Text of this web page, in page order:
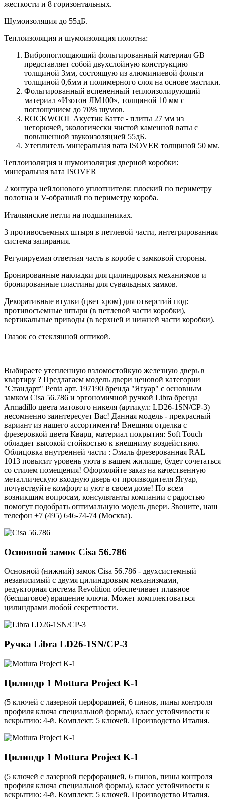
жесткости и 8 горизонтальных.
Шумоизоляция до 55дБ.
Теплоизоляция и шумоизоляция полотна:
Вибропоглощающий фольгированный материал GB
представляет собой двухслойную конструкцию
толщиной 3мм, состоящую из алюминиевой фольги
толщиной 0,6мм и полимерного слоя на основе мастики.
Фольгированный вспененный теплоизолирующий
материал «Изотон ЛМ100», толщиной 10 мм с
поглощением до 70% шумов.
ROCKWOOL Акустик Баттс - плиты 27 мм из
негорючей, экологически чистой каменной ваты с
повышенной звукоизоляцией 55дБ.
Утеплитель минеральная вата ISOVER толщиной 50 мм.
Теплоизоляция и шумоизоляция дверной коробки:
минеральная вата ISOVER
2 контура нейлонового уплотнителя: плоский по периметру
полотна и V-образный по периметру короба.
Итальянские петли на подшипниках.
3 противосъемных штыря в петлевой части, интегрированная
система запирания.
Регулируемая ответная часть в коробе с замковой стороны.
Бронированные накладки для цилиндровых механизмов и
бронированные пластины для сувальдных замков.
Декоративные втулки (цвет хром) для отверстий под:
противосъемные штыри (в петлевой части коробки),
вертикальные приводы (в верхней и нижней части коробки).
Глазок со стеклянной оптикой.
Выбираете утепленную взломостойкую железную дверь в
квартиру ? Предлагаем модель двери ценовой категории
"Стандарт" Penta арт. 197190 бренда "Ягуар" с основным
замком Cisa 56.786 и эргономичной ручкой Libra бренда
Armadillo цвета матового никеля (артикул: LD26-1SN/CP-3)
несомненно заинтересует Вас! Данная модель - прекрасный
вариант из нашего ассортимента! Внешняя отделка с
фрезеровкой цвета Кварц, материал покрытия: Soft Touch
обладает высокой стойкостью к внешниму воздействию.
Облицовка внутренней части : Эмаль фрезерованная RAL
1013 повысит уровень уюта в вашем жилище, будет сочетаться
со стилем помещения! Оформляйте заказ на качественную
металлическую входную дверь от производителя Ягуар,
почувствуйте комфорт и уют в своем доме! По всем
возникшим вопросам, консультанты компании с радостью
помогут подобрать оптимальную модель двери. Звоните, наш
телефон +7 (495) 646-74-74 (Москва).
Основной замок Cisa 56.786
Основной (нижний) замок Cisa 56.786 - двухсистемный
независимый с двумя цилиндровым механизмами,
редукторная система Revolition обеспечивает плавное
(бесшаговое) вращение ключа. Может комплектоваться
цилиндрами любой секретности.
Ручка Libra LD26-1SN/CP-3
Цилиндр 1 Mottura Project K-1
(5 ключей с лазерной перфорацией, 6 пинов, пины контроля
профиля ключа специальной формы), класс устойчивости к
вскрытию: 4-й. Комплект: 5 ключей. Производство Италия.
Цилиндр 1 Mottura Project K-1
(5 ключей с лазерной перфорацией, 6 пинов, пины контроля
профиля ключа специальной формы), класс устойчивости к
вскрытию: 4-й. Комплект: 5 ключей. Производство Италия.